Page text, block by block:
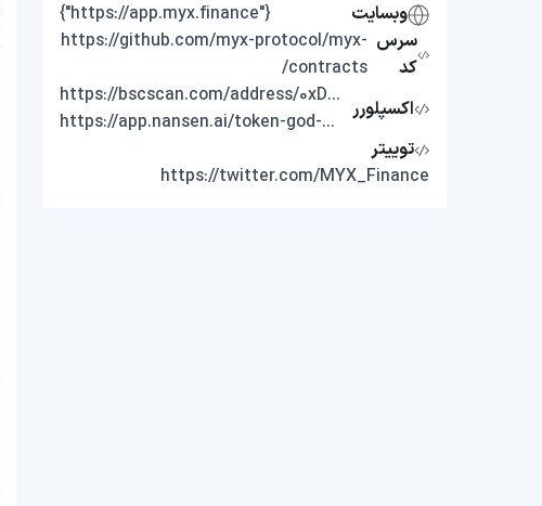
وبسایت
{"https://app.myx.finance"}
سرس
کد
https://github.com/myx-protocol/myx-
contracts/
اکسپلورر
https://bscscan.com/address/0xD82544bf0dfe8385eF8FA34D67e6e4940CC63e16
https://app.nansen.ai/token-god-mode?chain=bnb&tab=transactions&tokenAddress=0xD82544bf0dfe8385eF8FA34D67e6e4940CC63e16
توییتر
https://twitter.com/MYX_Finance